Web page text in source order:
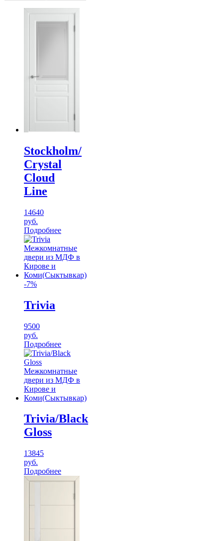
Stockholm/
Crystal
Cloud
Line
14640
руб.
Подробнее
-7%
Trivia
9500
руб.
Подробнее
Trivia/Black
Gloss
13845
руб.
Подробнее